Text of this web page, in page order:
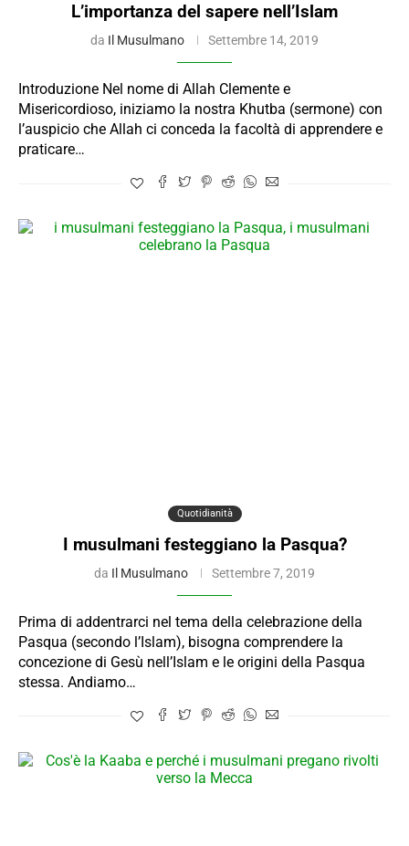
L’importanza del sapere nell’Islam
da Il Musulmano Settembre 14, 2019
Introduzione Nel nome di Allah Clemente e
Misericordioso, iniziamo la nostra Khutba (sermone) con
l’auspicio che Allah ci conceda la facoltà di apprendere e
praticare…
Quotidianità
I musulmani festeggiano la Pasqua?
da Il Musulmano Settembre 7, 2019
Prima di addentrarci nel tema della celebrazione della
Pasqua (secondo l’Islam), bisogna comprendere la
concezione di Gesù nell’Islam e le origini della Pasqua
stessa. Andiamo…